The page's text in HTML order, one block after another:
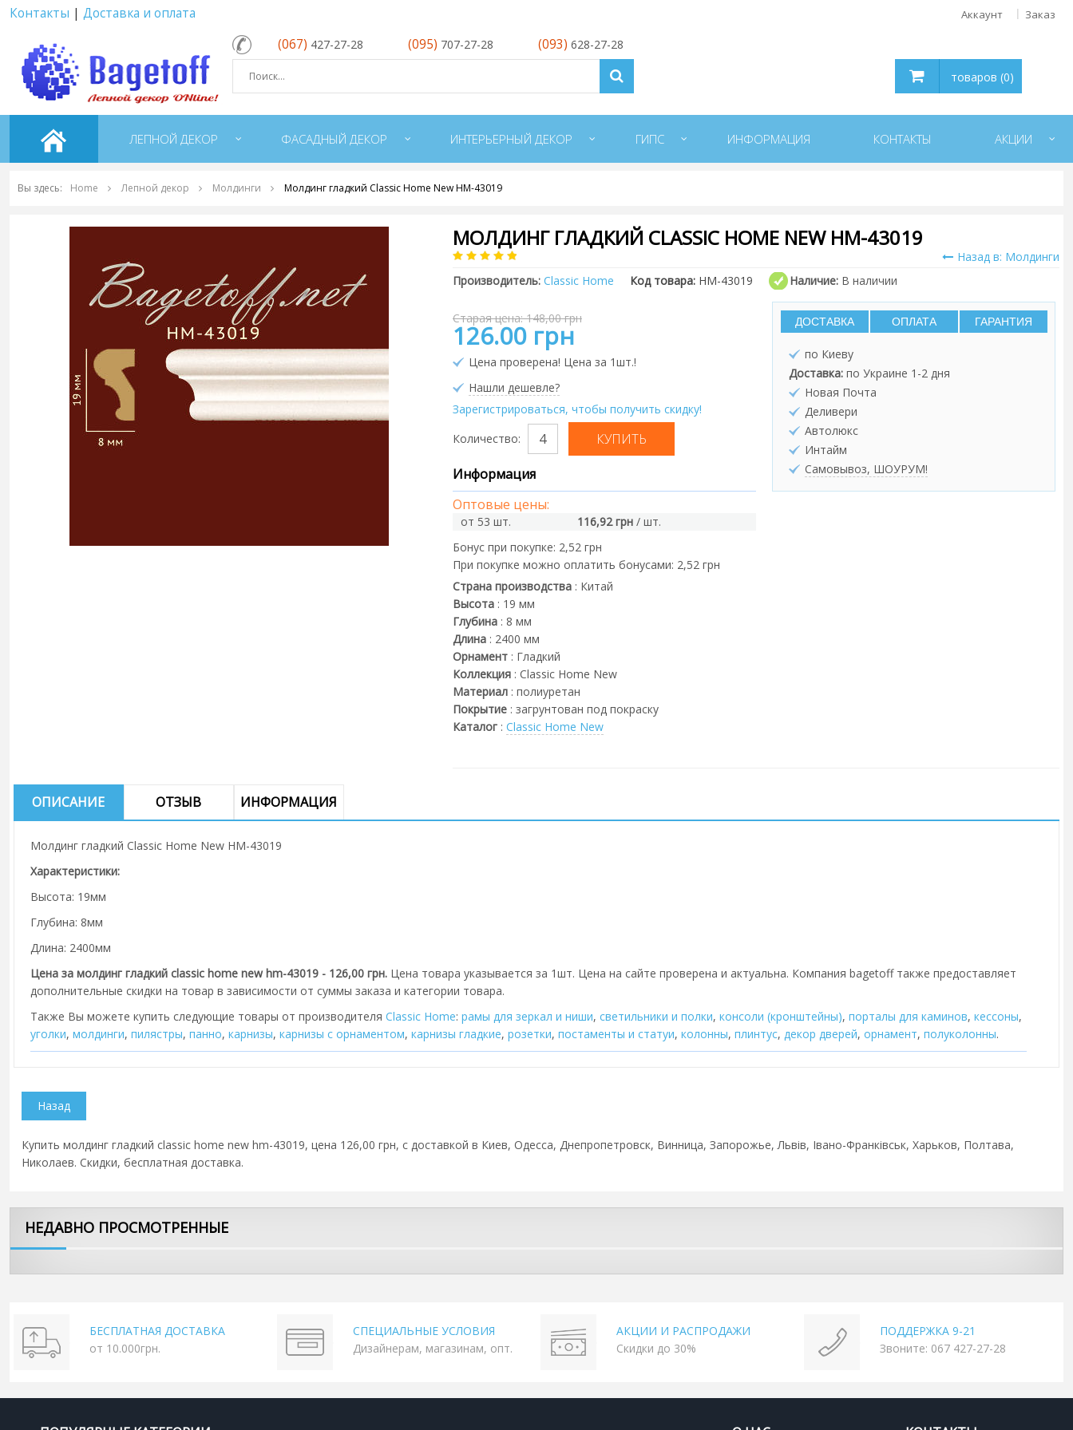
Контакты | Доставка и оплата Аккаунт Заказ
(067) 427-27-28 (095) 707-27-28 (093) 628-27-28
товаров (0)
ЛЕПНОЙ ДЕКОР ФАСАДНЫЙ ДЕКОР ИНТЕРЬЕРНЫЙ ДЕКОР ГИПС ИНФОРМАЦИЯ КОНТАКТЫ АКЦИИ
Вы здесь: Home Лепной декор Молдинги Молдинг гладкий Classic Home New HM-43019
МОЛДИНГ ГЛАДКИЙ CLASSIC HOME NEW HM-43019
Назад в: Молдинги
Производитель: Classic Home Код товара: HM-43019 Наличие: В наличии
Старая цена: 148,00 грн
126.00 грн
Цена проверена! Цена за 1шт.!
Нашли дешевле?
Зарегистрироваться, чтобы получить скидку!
Количество:
Информация
Оптовые цены:
от 53 шт. 116,92 грн / шт.
Бонус при покупке: 2,52 грн
При покупке можно оплатить бонусами: 2,52 грн
Страна производства: Китай
Высота: 19 мм
Глубина: 8 мм
Длина: 2400 мм
Орнамент: Гладкий
Коллекция: Classic Home New
Материал: полиуретан
Покрытие: загрунтован под покраску
Каталог: Classic Home New
ДОСТАВКА ОПЛАТА ГАРАНТИЯ
по Киеву
Доставка: по Украине 1-2 дня
Новая Почта
Деливери
Автолюкс
Интайм
Самовывоз, ШОУРУМ!
ОПИСАНИЕ ОТЗЫВ ИНФОРМАЦИЯ
Молдинг гладкий Classic Home New HM-43019
Характеристики:
Высота: 19мм
Глубина: 8мм
Длина: 2400мм
Цена за молдинг гладкий classic home new hm-43019 - 126,00 грн. Цена товара указывается за 1шт. Цена на сайте проверена и актуальна. Компания bagetoff также предоставляет
дополнительные скидки на товар в зависимости от суммы заказа и категории товара.
Также Вы можете купить следующие товары от производителя Classic Home: рамы для зеркал и ниши, cветильники и полки, консоли (кронштейны), порталы для каминов, кессоны,
уголки, молдинги, пилястры, панно, карнизы, карнизы с орнаментом, карнизы гладкие, розетки, постаменты и статуи, колонны, плинтус, декор дверей, орнамент, полуколонны.
Купить молдинг гладкий classic home new hm-43019, цена 126,00 грн, с доставкой в Киев, Одесса, Днепропетровск, Винница, Запорожье, Львів, Івано-Франківськ, Харьков, Полтава,
Николаев. Скидки, бесплатная доставка.
НЕДАВНО ПРОСМОТРЕННЫЕ
БЕСПЛАТНАЯ ДОСТАВКА
от 10.000грн.
СПЕЦИАЛЬНЫЕ УСЛОВИЯ
Дизайнерам, магазинам, опт.
АКЦИИ И РАСПРОДАЖИ
Скидки до 30%
ПОДДЕРЖКА 9-21
Звоните: 067 427-27-28